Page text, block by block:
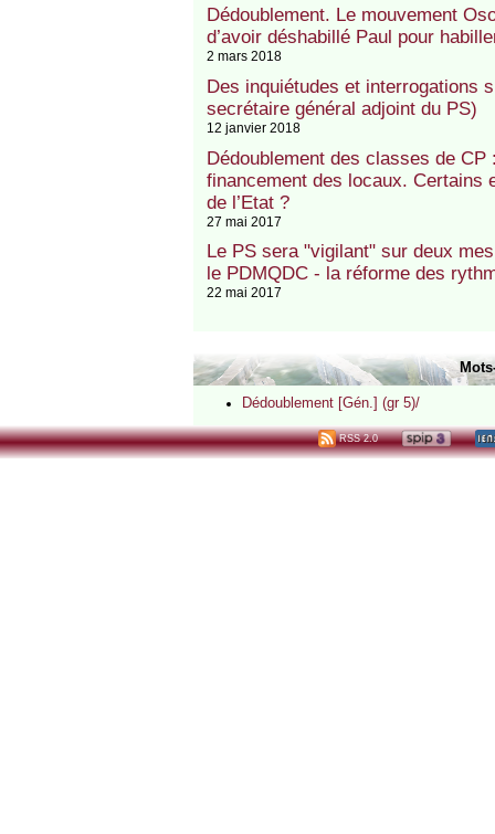
Dédoublement. Le mouvement
d’avoir déshabillé Paul pour
2 mars 2018
Des inquiétudes et interrogations
secrétaire général adjoint du PS)
12 janvier 2018
Dédoublement des classes de
financement des locaux. Certains
de l’Etat ?
27 mai 2017
Le PS sera "vigilant" sur deux
le PDMQDC - la réforme des
22 mai 2017
Dédoublement [Gén.] (gr 5)/
RSS 2.0